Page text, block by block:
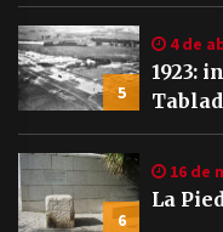
5
4 de
1923:
6
16 de
La